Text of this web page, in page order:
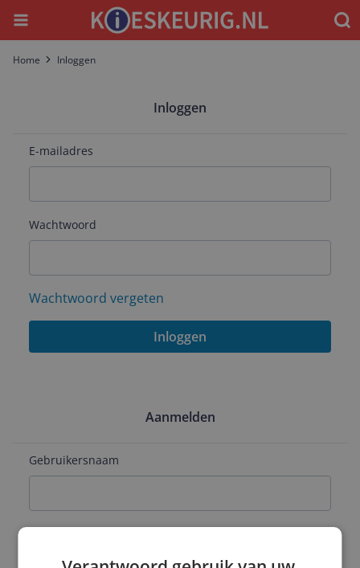
Menu
Home Inloggen
Inloggen
E-mailadres
Wachtwoord
Wachtwoord vergeten
Inloggen
Aanmelden
Gebruikersnaam